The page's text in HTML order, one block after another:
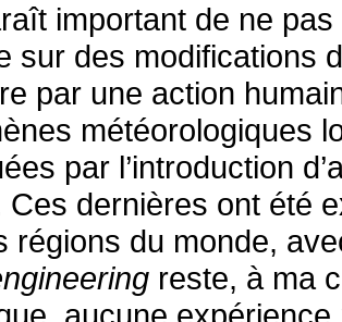
important de ne
sur des modifications
par une action
météorologiques
par l’introduction
Ces dernières ont été
régions du monde,
reste, à ma